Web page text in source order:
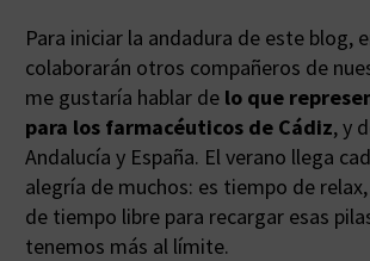
Para iniciar la andadura de este blog,
colaborarán otros compañeros de
me gustaría hablar de lo que
para los farmacéuticos de Cádiz, y
Andalucía y España. El verano llega
alegría de muchos: es tiempo de
de tiempo libre para recargar esas
tenemos más al límite.